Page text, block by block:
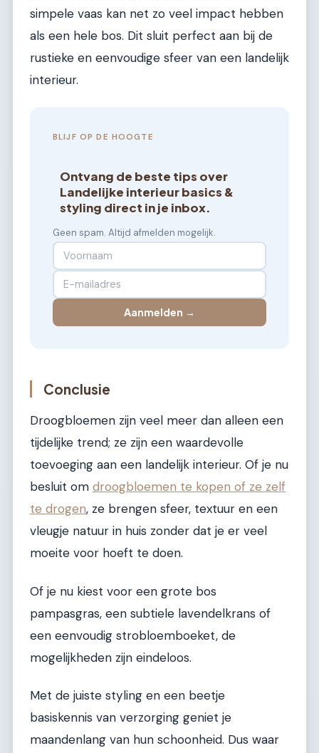
simpele vaas kan net zo veel impact hebben
als een hele bos. Dit sluit perfect aan bij de
rustieke en eenvoudige sfeer van een landelijk
interieur.
BLIJF OP DE HOOGTE
Ontvang de beste tips over
Landelijke interieur basics &
styling direct in je inbox.
Geen spam. Altijd afmelden mogelijk.
Aanmelden →
Conclusie
Droogbloemen zijn veel meer dan alleen een
tijdelijke trend; ze zijn een waardevolle
toevoeging aan een landelijk interieur. Of je nu
besluit om droogbloemen te kopen of ze zelf
te drogen, ze brengen sfeer, textuur en een
vleugje natuur in huis zonder dat je er veel
moeite voor hoeft te doen.
Of je nu kiest voor een grote bos
pampasgras, een subtiele lavendelkrans of
een eenvoudig strobloemboeket, de
mogelijkheden zijn eindeloos.
Met de juiste styling en een beetje
basiskennis van verzorging geniet je
maandenlang van hun schoonheid. Dus waar